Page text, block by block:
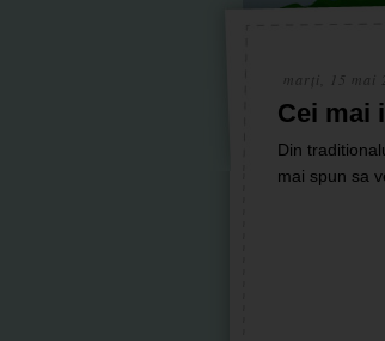
marți, 15 mai
Cei mai
Din
mai spun sa